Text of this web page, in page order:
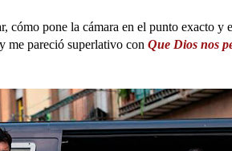
cómo pone la cámara en el punto exacto y
me pareció superlativo con Que Dios nos